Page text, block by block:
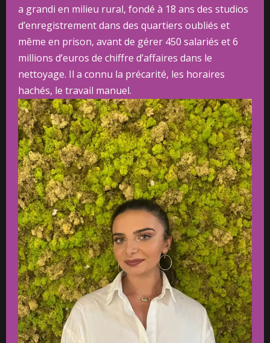
a grandi en milieu rural, fondé à 18 ans des studios
d’enregistrement dans des quartiers oubliés et
même en prison, avant de gérer 450 salariés et 6
millions d’euros de chiffre d’affaires dans le
nettoyage. Il a connu la précarité, les horaires
hachés, le travail manuel.